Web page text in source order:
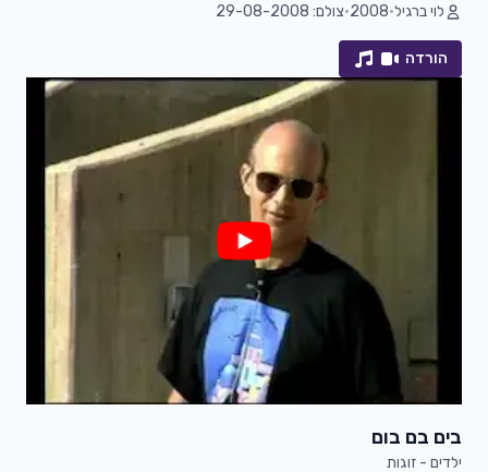
לוי ברגיל•
2008
•צולם: 29-08-2008
הורדה
בים בם בום
ילדים - זוגות